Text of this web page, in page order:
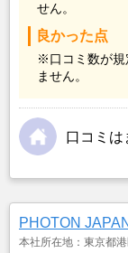
せん。
良かった点
※口コミ数が規
ません。
口コミは
PHOTON
本社所在地：東京都